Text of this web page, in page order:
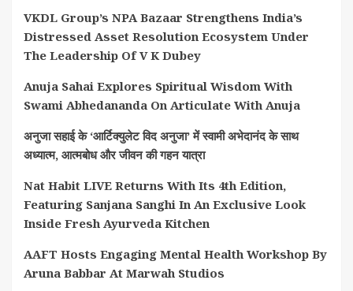
VKDL Group’s NPA Bazaar Strengthens India’s
Distressed Asset Resolution Ecosystem Under
The Leadership Of V K Dubey
Anuja Sahai Explores Spiritual Wisdom With
Swami Abhedananda On Articulate With Anuja
अनुजा सहाई के ‘आर्टिक्युलेट विद अनुजा’ में स्वामी अभेदानंद के साथ
अध्यात्म, आत्मबोध और जीवन की गहन यात्रा
Nat Habit LIVE Returns With Its 4th Edition,
Featuring Sanjana Sanghi In An Exclusive Look
Inside Fresh Ayurveda Kitchen
AAFT Hosts Engaging Mental Health Workshop By
Aruna Babbar At Marwah Studios